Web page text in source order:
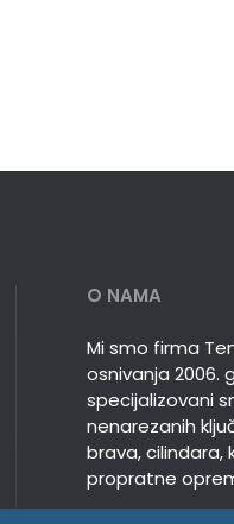
O NAMA
Mi smo firma
osnivanja 2006.
specijalizovani
nenarezanih
brava, cilindara,
propratne